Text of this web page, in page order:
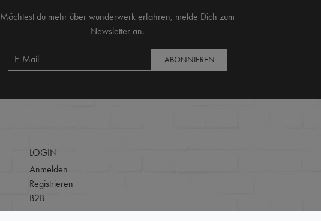
Möchtest du mehr über wunderwerk erfahren, melde Dich zum
Newsletter an.
ABONNIEREN
LOGIN
Anmelden
Registrieren
B2B